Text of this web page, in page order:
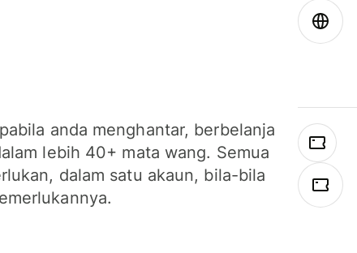
anda menghantar, berbelanja
lebih 40+ mata wang. Semua
dalam satu akaun, bila-bila